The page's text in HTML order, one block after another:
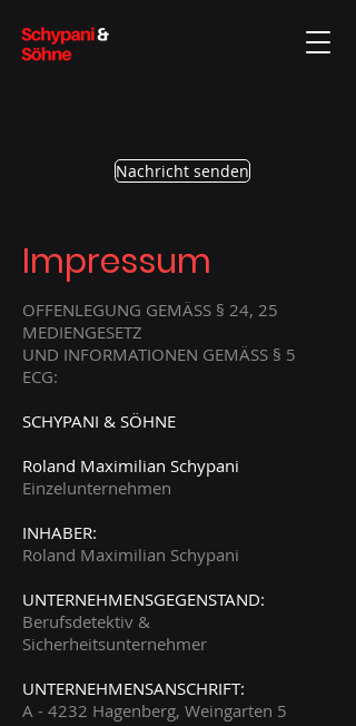
Nachricht senden
Impressum
OFFENLEGUNG GEMÄSS § 24, 25
MEDIENGESETZ
UND INFORMATIONEN GEMÄSS § 5
ECG:
SCHYPANI & SÖHNE
Roland Maximilian Schypani
Einzelunternehmen
INHABER:
Roland Maximilian Schypani
UNTERNEHMENSGEGENSTAND:
Berufsdetektiv &
Sicherheitsunternehmer
UNTERNEHMENSANSCHRIFT:
A - 4232 Hagenberg, Weingarten 5